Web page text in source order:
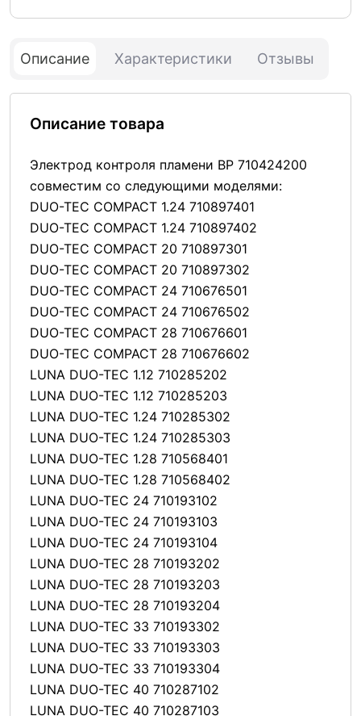
Описание Характеристики Отзывы
Описание товара
Электрод контроля пламени BP 710424200
совместим со следующими моделями:
DUO-TEC COMPACT 1.24 710897401
DUO-TEC COMPACT 1.24 710897402
DUO-TEC COMPACT 20 710897301
DUO-TEC COMPACT 20 710897302
DUO-TEC COMPACT 24 710676501
DUO-TEC COMPACT 24 710676502
DUO-TEC COMPACT 28 710676601
DUO-TEC COMPACT 28 710676602
LUNA DUO-TEC 1.12 710285202
LUNA DUO-TEC 1.12 710285203
LUNA DUO-TEC 1.24 710285302
LUNA DUO-TEC 1.24 710285303
LUNA DUO-TEC 1.28 710568401
LUNA DUO-TEC 1.28 710568402
LUNA DUO-TEC 24 710193102
LUNA DUO-TEC 24 710193103
LUNA DUO-TEC 24 710193104
LUNA DUO-TEC 28 710193202
LUNA DUO-TEC 28 710193203
LUNA DUO-TEC 28 710193204
LUNA DUO-TEC 33 710193302
LUNA DUO-TEC 33 710193303
LUNA DUO-TEC 33 710193304
LUNA DUO-TEC 40 710287102
LUNA DUO-TEC 40 710287103